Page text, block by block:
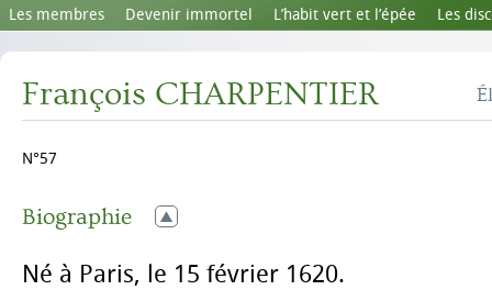
Les membres Devenir immortel L’habit vert et l’épée Les
François CHARPENTIER
N°57
Biographie
Né à Paris, le 15 février 1620.